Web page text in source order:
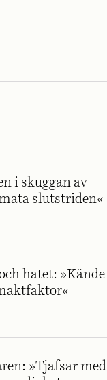
i skuggan av
slutstriden«
hatet: »Kände
»Tjafsar med